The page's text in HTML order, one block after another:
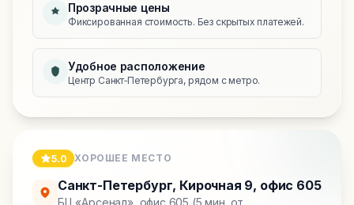
Прозрачные цены
Фиксированная стоимость. Без скрытых платежей.
Удобное расположение
Центр Санкт‑Петербурга, рядом с метро.
5.0 ХОРОШЕЕ МЕСТО
Санкт-Петербург, Кирочная 9, офис 605